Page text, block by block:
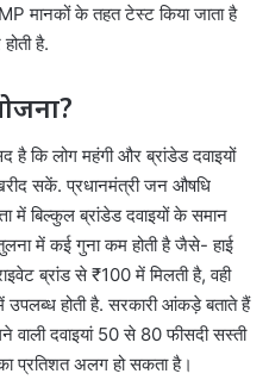
मानकों के तहत टेस्ट किया जाता है
है.
कि लोग महंगी और ब्रांडेड दवाइयों
सकें. प्रधानमंत्री जन औषधि
में बिल्कुल ब्रांडेड दवाइयों के समान
में कई गुना कम होती है जैसे- हाई
ब्रांड से ₹100 में मिलती है, वही
होती है. सरकारी आंकड़े बताते हैं
वाली दवाइयां 50 से 80 फीसदी सस्ती
प्रतिशत अलग हो सकता है।